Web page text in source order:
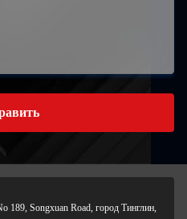
189, Songxuan Road, город Тинглин,